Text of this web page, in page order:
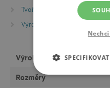
Tvoření
Modelíny a
Výrobci
Výrobce
Rozměry NEZBYTNĚ